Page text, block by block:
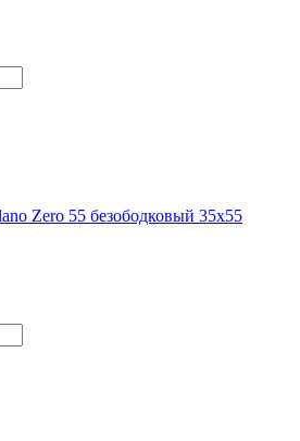
Zero 55 безободковый 35x55